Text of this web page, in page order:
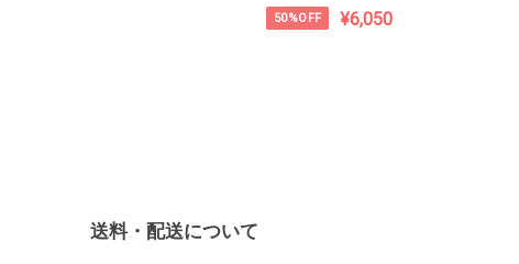
50%OFF ¥6,050
送料・配送について